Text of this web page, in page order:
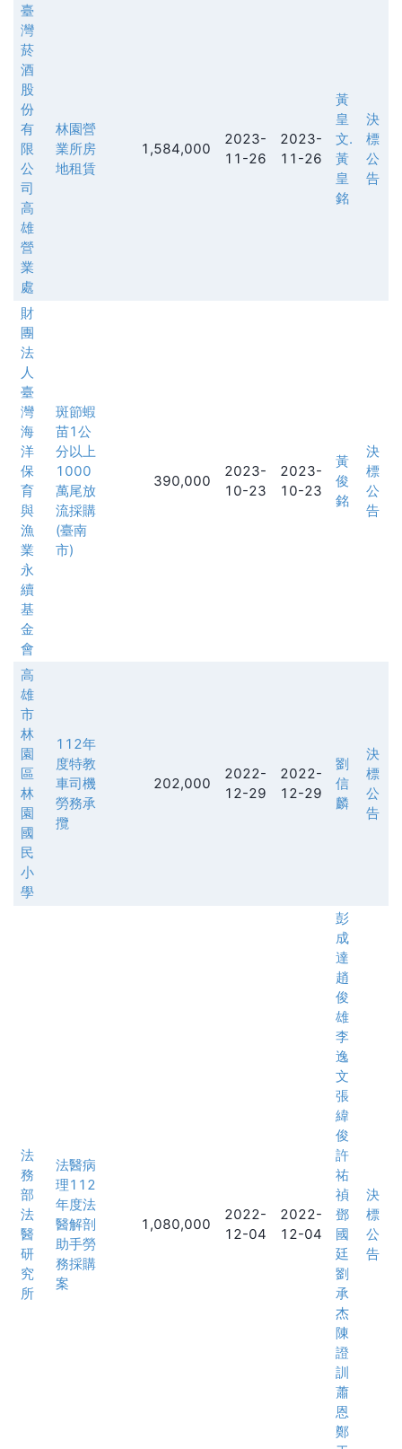
臺
灣
菸
酒
股
份
有
限
公
司
高
雄
營
業
處
林園營
業所房
地租賃
1,584,000
2023-
11-26
2023-
11-26
黃
皇
文.
黃
皇
銘
決
標
公
告
財
團
法
人
臺
灣
海
洋
保
育
與
漁
業
永
續
基
金
會
斑節蝦
苗1公
分以上
1000
萬尾放
流採購
(臺南
市)
390,000
2023-
10-23
2023-
10-23
黃
俊
銘
決
標
公
告
高
雄
市
林
園
區
林
園
國
民
小
學
112年
度特教
車司機
勞務承
攬
202,000
2022-
12-29
2022-
12-29
劉
信
麟
決
標
公
告
法
務
部
法
醫
研
究
所
法醫病
理112
年度法
醫解剖
助手勞
務採購
案
1,080,000
2022-
12-04
2022-
12-04
彭
成
達
趙
俊
雄
李
逸
文
張
緯
俊
許
祐
禎
鄧
國
廷
劉
承
杰
陳
證
訓
蕭
恩
鄭
決
標
公
告